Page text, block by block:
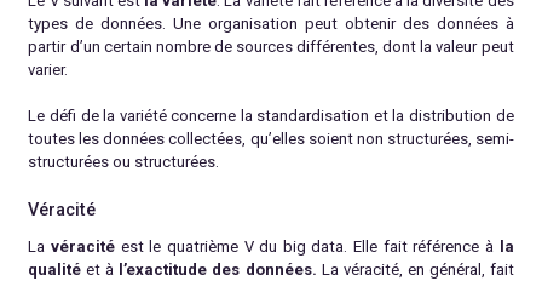
types de données. Une organisation peut obtenir des données à
partir d’un certain nombre de sources différentes, dont la valeur peut
varier.
Le défi de la variété concerne la standardisation et la distribution de
toutes les données collectées, qu’elles soient non structurées, semi-
structurées ou structurées.
Véracité
Lavéracité est le quatrième V du big data. Elle fait référence à
la
qualité et à l’exactitude des données. La véracité, en général, fait